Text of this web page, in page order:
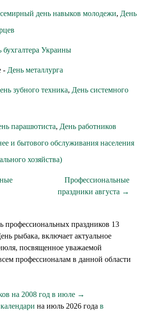
день навыков молодежи, День
бухгалтера Украины
- День металлурга
зубного техника, День системного
парашютиста, День работников
и бытового обслуживания населения
хозяйства)
Профессиональные
праздники августа →
профессиональных праздников 13
рыбака, включает актуальное
посвященное уважаемой
профессионалам в данной области
на 2008 год в июле →
на июль 2026 года в